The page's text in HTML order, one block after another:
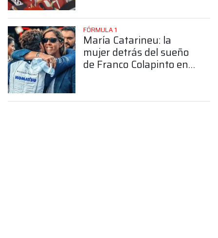
FÓRMULA 1
María Catarineu: la
mujer detrás del sueño
de Franco Colapinto en